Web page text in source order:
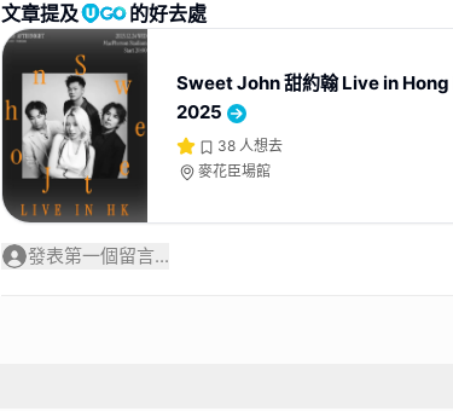
文章提及 的好去處
Sweet John 甜約翰 Live in Hong
2025
38 人想去
麥花臣場館
發表第一個留言...